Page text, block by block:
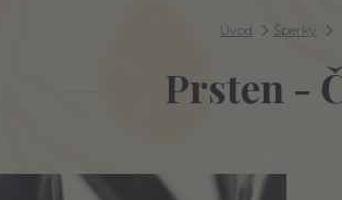
Úvod Šperky
Prsten -